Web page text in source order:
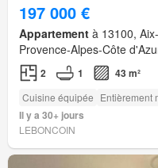
197 000 €
Appartement à 13100,
Provence-Alpes-Côte
2 1 43 m²
Cuisine équipée Entièrement
Il y a 30+ jours
LEBONCOIN